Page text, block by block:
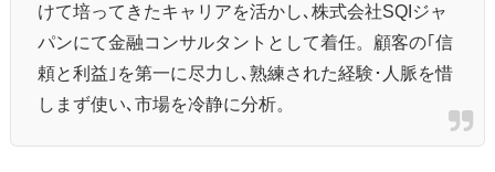
けて培ってきたキャリアを活かし､株式会社SQIジャ
パンにて金融コンサルタントとして着任。顧客の｢信
頼と利益｣を第一に尽力し､熟練された経験･人脈を惜
しまず使い､市場を冷静に分析。